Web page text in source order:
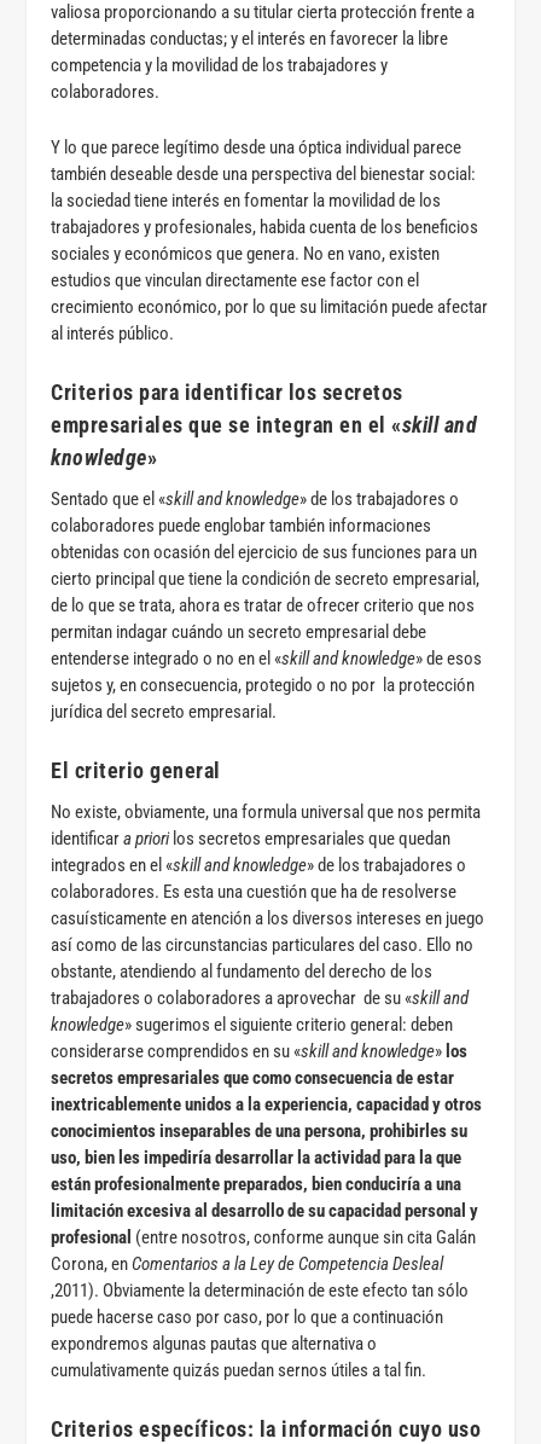
valiosa proporcionando a su titular cierta protección frente a
determinadas conductas; y el interés en favorecer la libre
competencia y la movilidad de los trabajadores y
colaboradores.
Y lo que parece legítimo desde una óptica individual parece
también deseable desde una perspectiva del bienestar social:
la sociedad tiene interés en fomentar la movilidad de los
trabajadores y profesionales, habida cuenta de los beneficios
sociales y económicos que genera. No en vano, existen
estudios que vinculan directamente ese factor con el
crecimiento económico, por lo que su limitación puede afectar
al interés público.
Criterios para identificar los secretos
empresariales que se integran en el «skill and
knowledge»
Sentado que el «skill and knowledge» de los trabajadores o
colaboradores puede englobar también informaciones
obtenidas con ocasión del ejercicio de sus funciones para un
cierto principal que tiene la condición de secreto empresarial,
de lo que se trata, ahora es tratar de ofrecer criterio que nos
permitan indagar cuándo un secreto empresarial debe
entenderse integrado o no en el «skill and knowledge» de esos
sujetos y, en consecuencia, protegido o no por la protección
jurídica del secreto empresarial.
El criterio general
No existe, obviamente, una formula universal que nos permita
identificara priorilos secretos empresariales que quedan
integrados en el «skill and knowledge» de los trabajadores o
colaboradores. Es esta una cuestión que ha de resolverse
casuísticamente en atención a los diversos intereses en juego
así como de las circunstancias particulares del caso. Ello no
obstante, atendiendo al fundamento del derecho de los
trabajadores o colaboradores a aprovechar de su «skill and
knowledge» sugerimos el siguiente criterio general: deben
considerarse comprendidos en su «skill and knowledge» los
secretos empresariales que como consecuencia de estar
inextricablemente unidos a la experiencia, capacidad y otros
conocimientos inseparables de una persona, prohibirles su
uso, bien les impediría desarrollar la actividad para la que
están profesionalmente preparados, bien conduciría a una
limitación excesiva al desarrollo de su capacidad personal y
profesional (entre nosotros, conforme aunque sin cita Galán
Corona, enComentarios a la Ley de Competencia Desleal
,2011). Obviamente la determinación de este efecto tan sólo
puede hacerse caso por caso, por lo que a continuación
expondremos algunas pautas que alternativa o
cumulativamente quizás puedan sernos útiles a tal fin.
Criterios específicos: la información cuyo uso